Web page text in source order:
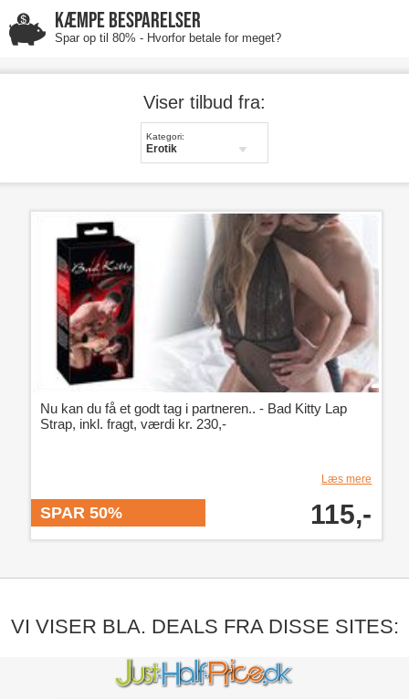
KÆMPE BESPARELSER
Spar op til 80% - Hvorfor betale for meget?
Viser tilbud fra:
Kategori:
Erotik
Nu kan du få et godt tag i partneren.. - Bad Kitty Lap
Strap, inkl. fragt, værdi kr. 230,-
Læs mere
SPAR 50% 115,-
VI VISER BLA. DEALS FRA DISSE SITES: